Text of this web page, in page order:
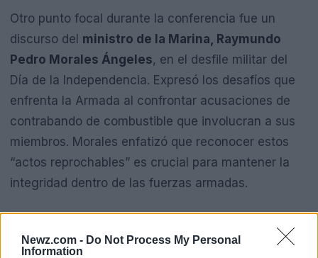
Newz.com - Do Not Process My Personal
Information
Otro punto focal durante la conferencia fue un
discurso del ministro de la Marina, Raymundo
Pedro Morales Ángeles, en el desfile militar del
Día de la Independencia. Expresó los desafíos que
enfrenta la Armada al confrontar acusaciones de
contrabando de combustible que involucran a sus
miembros. Morales enfatizó que reconocer estos
“actos reprochables” es crucial para mantener la
integridad dentro de las fuerzas armadas.